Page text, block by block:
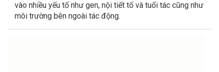
vào nhiều yếu tố như gen, nội tiết tố và tuổi tác cũng như
môi trường bên ngoài tác động.